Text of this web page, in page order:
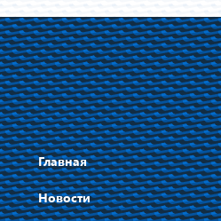
Главная
Новости